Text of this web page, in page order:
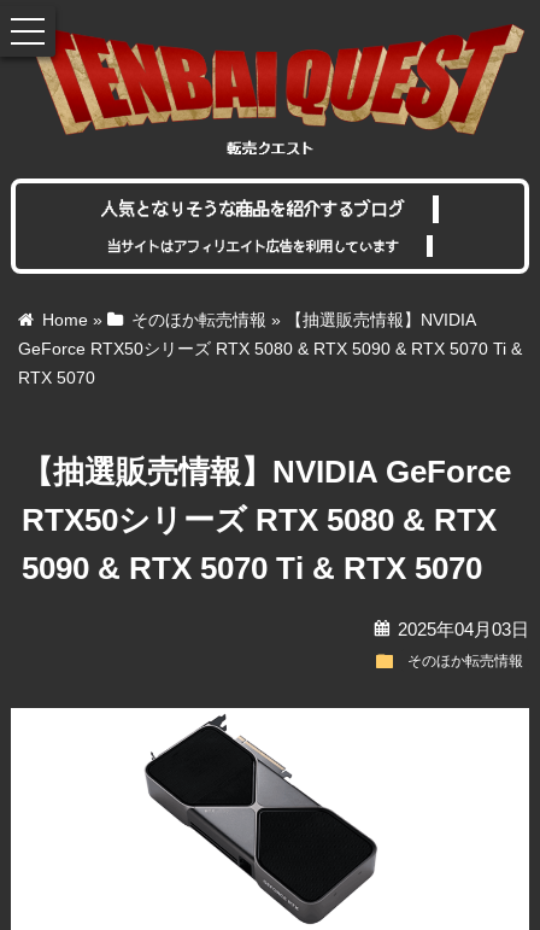
人気となりそうな商品を紹介するブログ
当サイトはアフィリエイト広告を利用しています
Home » そのほか転売情報 »
【抽選販売情報】NVIDIA
GeForce RTX50シリーズ RTX 5080 & RTX 5090 & RTX 5070 Ti &
RTX 5070
【抽選販売情報】NVIDIA GeForce
RTX50シリーズ RTX 5080 & RTX
5090 & RTX 5070 Ti & RTX 5070
calendar2025年04月03日
folder そのほか転売情報
toggle
navigation